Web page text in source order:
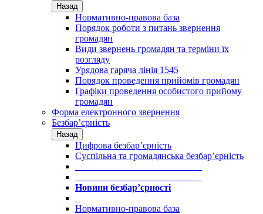
Назад
Нормативно-правова база
Порядок роботи з питань звернення
громадян
Види звернень громадян та терміни їх
розгляду
Урядова гаряча лінія 1545
Порядок проведення прийомів громадян
Графіки проведення особистого прийому
громадян
Форма електронного звернення
Безбар’єрність
Назад
Цифрова безбар’єрність
Суспільна та громадянська безбар’єрність
Новини безбар’єрності
Нормативно-правова база